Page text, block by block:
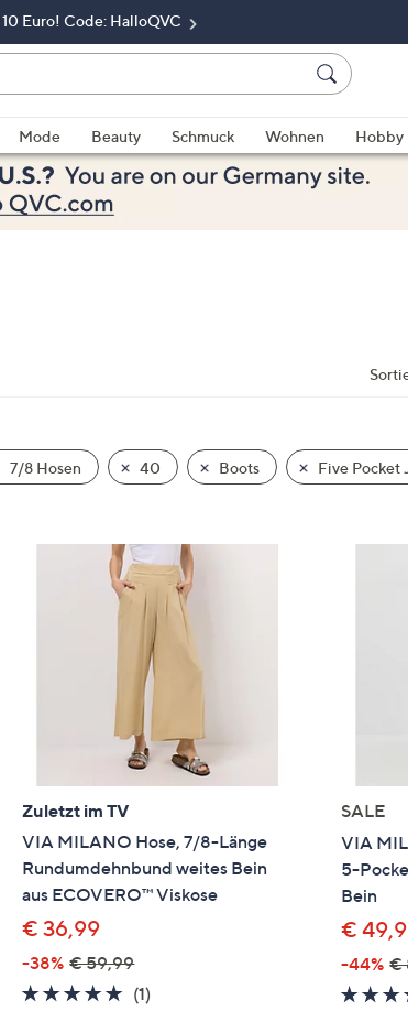
Euro! Code: HalloQVC
Mode Beauty Schmuck Wohnen Hobby
7/8 Hosen 40 Boots Five Pocket
Zuletzt im TV
VIA MILANO Hose, 7/8-Länge
Rundumdehnbund weites Bein
aus ECOVERO™ Viskose
€ 36,99
-38% € 59,99
5.0
(1)
SALE
VIA
5-
Bein
€
-44% €